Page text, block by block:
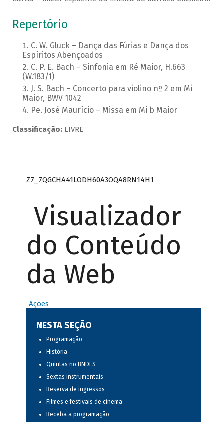
Repertório
C. W. Gluck – Dança das Fúrias e Dança dos
Espíritos Abençoados
C. P. E. Bach – Sinfonia em Ré Maior, H.663
(W.183/1)
J. S. Bach – Concerto para violino nº 2 em Mi
Maior, BWV 1042
Pe. José Maurício – Missa em Mi b Maior
Classificação:LIVRE
Z7_7QGCHA41LODH60A3OQA8RN14H1
Visualizador
do Conteúdo
da Web
Ações
NESTA SEÇÃO
Programação
História
Quintas no BNDES
Sextas instrumentais
Reserva de ingressos
Filmes e festivais de cinema
Receba a programação